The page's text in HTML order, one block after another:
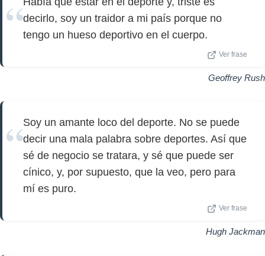
decirlo, soy un traidor a mi país porque no
tengo un hueso deportivo en el cuerpo.
Ver frase
Geoffrey Rush
Soy un amante loco del deporte. No se puede
decir una mala palabra sobre deportes. Así que
sé de negocio se tratara, y sé que puede ser
cínico, y, por supuesto, que la veo, pero para
mí es puro.
Ver frase
Hugh Jackman